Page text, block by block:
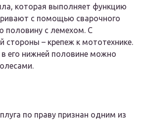
которая выполняет функцию
с помощью сварочного
половину с лемехом. С
стороны – крепеж к мототехнике.
в его нижней половине можно
по праву признан одним из